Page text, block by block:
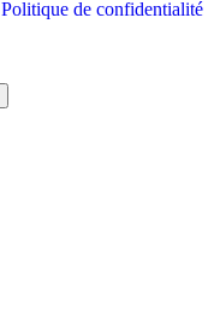
Politique de confidentialité